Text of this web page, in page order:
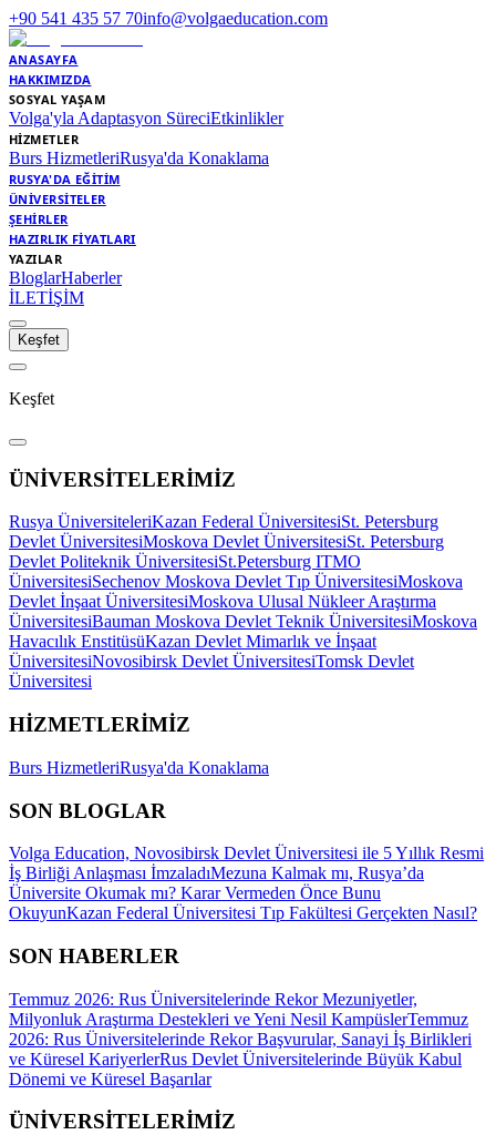
+90 541 435 57 70info@volgaeducation.com
ANASAYFA
HAKKIMIZDA
SOSYAL YAŞAM
Volga'yla Adaptasyon SüreciEtkinlikler
HİZMETLER
Burs HizmetleriRusya'da Konaklama
RUSYA'DA EĞİTİM
ÜNİVERSİTELER
ŞEHİRLER
HAZIRLIK FİYATLARI
YAZILAR
BloglarHaberler
İLETİŞİM
Keşfet
Keşfet
ÜNİVERSİTELERİMİZ
Rusya ÜniversiteleriKazan Federal ÜniversitesiSt. Petersburg
Devlet ÜniversitesiMoskova Devlet ÜniversitesiSt. Petersburg
Devlet Politeknik ÜniversitesiSt.Petersburg ITMO
ÜniversitesiSechenov Moskova Devlet Tıp ÜniversitesiMoskova
Devlet İnşaat ÜniversitesiMoskova Ulusal Nükleer Araştırma
ÜniversitesiBauman Moskova Devlet Teknik ÜniversitesiMoskova
Havacılık EnstitüsüKazan Devlet Mimarlık ve İnşaat
ÜniversitesiNovosibirsk Devlet ÜniversitesiTomsk Devlet
Üniversitesi
HİZMETLERİMİZ
Burs HizmetleriRusya'da Konaklama
SON BLOGLAR
Volga Education, Novosibirsk Devlet Üniversitesi ile 5 Yıllık Resmi
İş Birliği Anlaşması İmzaladıMezuna Kalmak mı, Rusya’da
Üniversite Okumak mı? Karar Vermeden Önce Bunu
OkuyunKazan Federal Üniversitesi Tıp Fakültesi Gerçekten Nasıl?
SON HABERLER
Temmuz 2026: Rus Üniversitelerinde Rekor Mezuniyetler,
Milyonluk Araştırma Destekleri ve Yeni Nesil KampüslerTemmuz
2026: Rus Üniversitelerinde Rekor Başvurular, Sanayi İş Birlikleri
ve Küresel KariyerlerRus Devlet Üniversitelerinde Büyük Kabul
Dönemi ve Küresel Başarılar
ÜNİVERSİTELERİMİZ